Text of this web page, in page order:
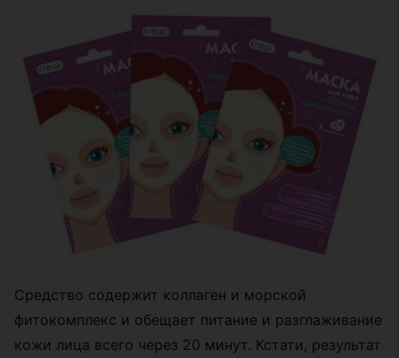
Средство содержит коллаген и морской
фитокомплекс и обещает питание и разглаживание
кожи лица всего через 20 минут. Кстати, результат